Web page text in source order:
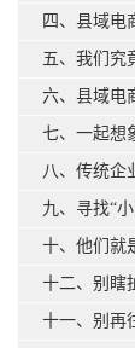
四、县域电
五、我们究
六、县域电
七、一起想
八、传统企
九、寻找“
十、他们就
十二、别瞎
十一、别再